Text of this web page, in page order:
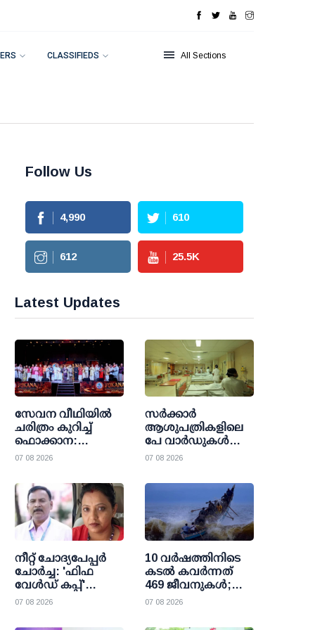
CLASSIFIEDS All Sections
Follow Us
4,990 610
612 25.5K
Latest Updates
സേവന വീഥിയില്‍
ചരിത്രം കുറിച്ച്
ഫൊക്കാന:
കല്‍ഹാരിയില്‍
പുതിയ പ്രഭാതം
07 08 2026
സര്‍ക്കാര്‍
ആശുപത്രികളിലെ
പേ വാര്‍ഡുകള്‍
ഇനി എല്ലാവര്‍ക്കും;
ഒഴിവാക്കി
07 08 2026
നീറ്റ് ചോദ്യപേപ്പര്‍
ചോര്‍ച്ച: 'ഫിഫ
വേള്‍ഡ് കപ്പ്'
വാട്സാപ്പ് ഗ്രൂപ്പ്
ഞെട്ടിക്കുന്ന
07 08 2026
10 വര്‍ഷത്തിനിടെ
കടല്‍ കവര്‍ന്നത്
469 ജീവനുകള്‍;
47000 ത്തിലധികം
രക്ഷാകരമേകി
07 08 2026